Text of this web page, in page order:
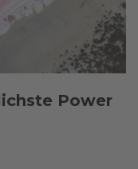
Power